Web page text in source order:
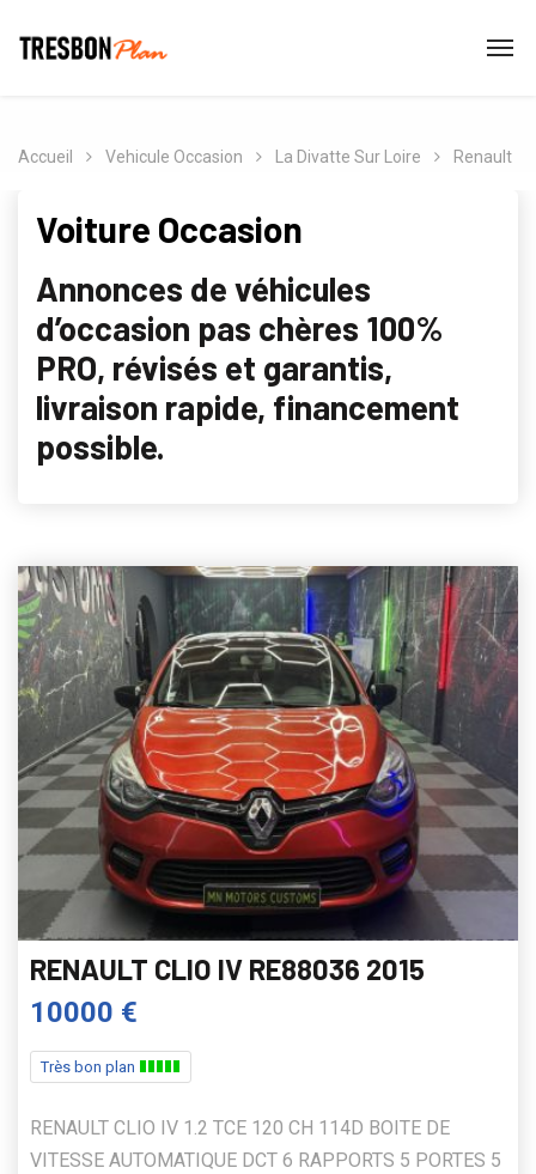
Accueil Vehicule Occasion La Divatte Sur Loire Renault
Voiture Occasion
Annonces de véhicules
d’occasion pas chères 100%
PRO, révisés et garantis,
livraison rapide, financement
possible.
RENAULT CLIO IV RE88036 2015
10000 €
Très bon plan
RENAULT CLIO IV 1.2 TCE 120 CH 114D BOITE DE
VITESSE AUTOMATIQUE DCT 6 RAPPORTS 5 PORTES 5